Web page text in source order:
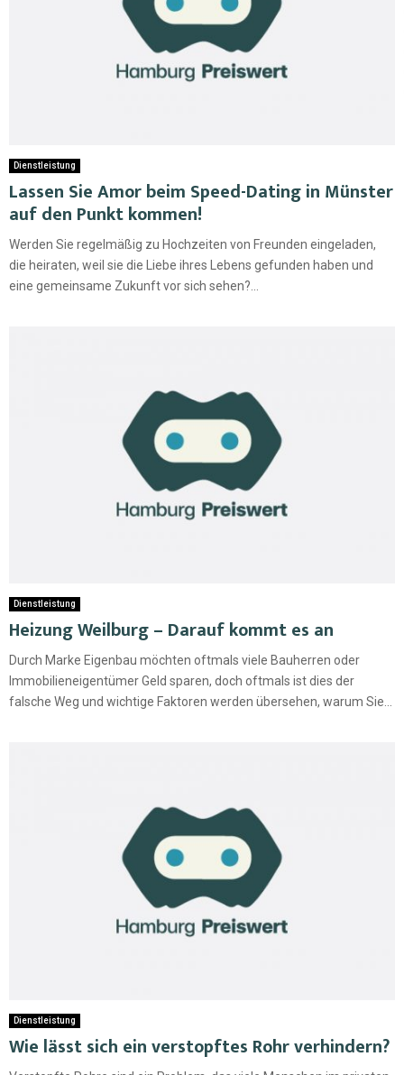
Dienstleistung
Lassen Sie Amor beim Speed-Dating in Münster
auf den Punkt kommen!
Werden Sie regelmäßig zu Hochzeiten von Freunden eingeladen,
die heiraten, weil sie die Liebe ihres Lebens gefunden haben und
eine gemeinsame Zukunft vor sich sehen?...
Dienstleistung
Heizung Weilburg – Darauf kommt es an
Durch Marke Eigenbau möchten oftmals viele Bauherren oder
Immobilieneigentümer Geld sparen, doch oftmals ist dies der
falsche Weg und wichtige Faktoren werden übersehen, warum Sie...
Dienstleistung
Wie lässt sich ein verstopftes Rohr verhindern?